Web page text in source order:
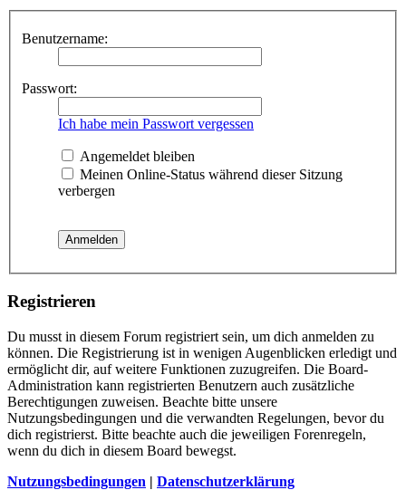
Benutzername:
Passwort:
Ich habe mein Passwort vergessen
Angemeldet bleiben
Meinen Online-Status während dieser Sitzung
verbergen
Registrieren
Du musst in diesem Forum registriert sein, um dich anmelden zu
können. Die Registrierung ist in wenigen Augenblicken erledigt und
ermöglicht dir, auf weitere Funktionen zuzugreifen. Die Board-
Administration kann registrierten Benutzern auch zusätzliche
Berechtigungen zuweisen. Beachte bitte unsere
Nutzungsbedingungen und die verwandten Regelungen, bevor du
dich registrierst. Bitte beachte auch die jeweiligen Forenregeln,
wenn du dich in diesem Board bewegst.
Nutzungsbedingungen | Datenschutzerklärung